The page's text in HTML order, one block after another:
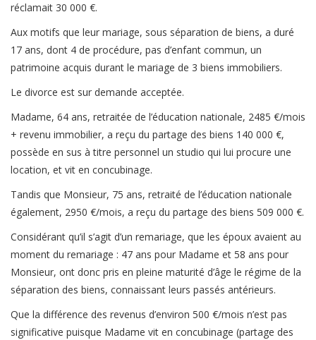
réclamait 30 000 €.
Aux motifs que leur mariage, sous séparation de biens, a duré
17 ans, dont 4 de procédure, pas d’enfant commun, un
patrimoine acquis durant le mariage de 3 biens immobiliers.
Le divorce est sur demande acceptée.
Madame, 64 ans, retraitée de l’éducation nationale, 2485 €/mois
+ revenu immobilier, a reçu du partage des biens 140 000 €,
possède en sus à titre personnel un studio qui lui procure une
location, et vit en concubinage.
Tandis que Monsieur, 75 ans, retraité de l’éducation nationale
également, 2950 €/mois, a reçu du partage des biens 509 000 €.
Considérant qu’il s’agit d’un remariage, que les époux avaient au
moment du remariage : 47 ans pour Madame et 58 ans pour
Monsieur, ont donc pris en pleine maturité d’âge le régime de la
séparation des biens, connaissant leurs passés antérieurs.
Que la différence des revenus d’environ 500 €/mois n’est pas
significative puisque Madame vit en concubinage (partage des